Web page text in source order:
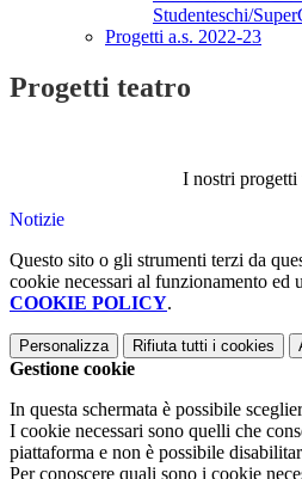
Studenteschi/
Progetti a.s. 2022-23
Progetti teatro
I nostri progetti
Notizie
Questo sito o gli strumenti terzi da
cookie necessari al funzionamento
COOKIE POLICY.
Personalizza Rifiuta tutti i cookies
Gestione cookie
In questa schermata è possibile
I cookie necessari sono quelli che
piattaforma e non è possibile
Per conoscere quali sono i cookie